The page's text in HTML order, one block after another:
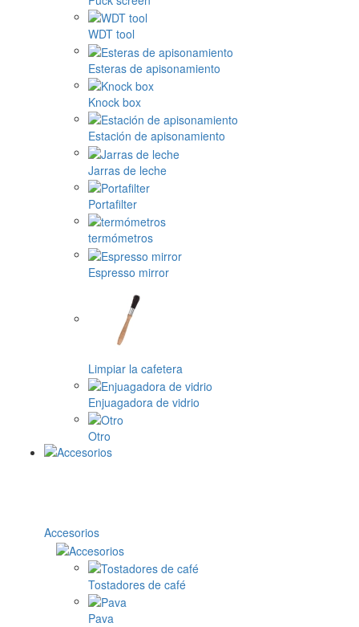
WDT tool
Esteras de apisonamiento
Knock box
Estación de apisonamiento
Jarras de leche
Portafilter
termómetros
Espresso mirror
Limpiar la cafetera
Enjuagadora de vidrio
Otro
Accesorios
Tostadores de café
Pava